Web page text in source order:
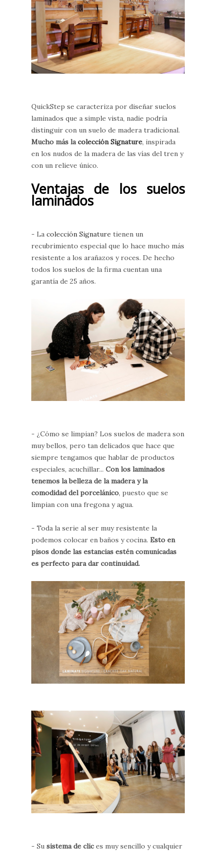
QuickStep se caracteriza por diseñar suelos
laminados que a simple vista, nadie podría
distinguir con un suelo de madera tradicional.
Mucho más la colección Signature, inspirada
en los nudos de la madera de las vías del tren y
con un relieve único.
Ventajas de los suelos
laminados
- La colección Signature tienen un
recubrimiento especial que lo hace mucho más
resistente a los arañazos y roces. De hecho
todos los suelos de la firma cuentan una
garantía de 25 años.
- ¿Cómo se limpian? Los suelos de madera son
muy bellos, pero tan delicados que hace que
siempre tengamos que hablar de productos
especiales, acuchillar... Con los laminados
tenemos la belleza de la madera y la
comodidad del porcelánico, puesto que se
limpian con una fregona y agua.
- Toda la serie al ser muy resistente la
podemos colocar en baños y cocina. Esto en
pisos donde las estancias estén comunicadas
es perfecto para dar continuidad.
- Su sistema de clices muy sencillo y cualquier